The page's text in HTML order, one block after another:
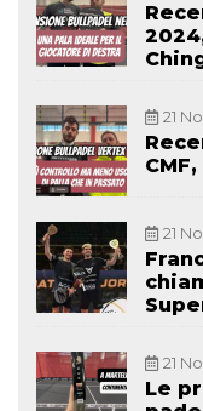
21
21
21
Le